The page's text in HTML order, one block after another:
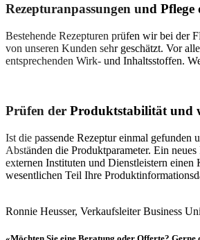
Rezepturanpassungen und
Bestehende Rezepturen prüfen wir bei der
von unseren Kunden sehr geschätzt. Vor
entsprechenden Wirk- und Inhaltsstoffen.
Prüfen der Produktstabilität und
Ist die passende Rezeptur einmal
Abständen die Produktparameter. Ein
externen Instituten und Dienstleistern einen
wesentlichen Teil Ihre
Ronnie Heusser, Verkaufsleiter Business